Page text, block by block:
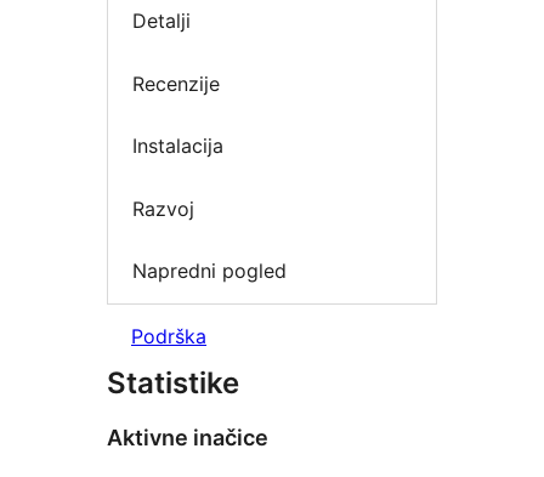
Detalji
Recenzije
Instalacija
Razvoj
Napredni pogled
Podrška
Statistike
Aktivne inačice